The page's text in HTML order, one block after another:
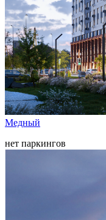
Медный
нет паркингов